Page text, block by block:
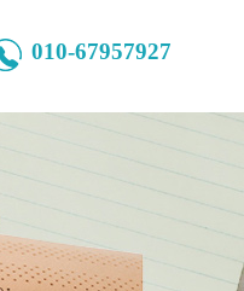
010-67957927